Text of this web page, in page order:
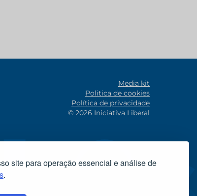
site para operação essencial e análise de
.
Media kit
Politica de cookies
Política de privacidade
© 2026 Iniciativa Liberal